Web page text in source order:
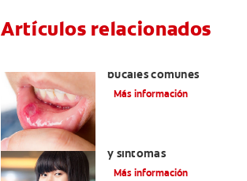
Artículos relacionados
bucales comunes
Más información
y síntomas
Más información